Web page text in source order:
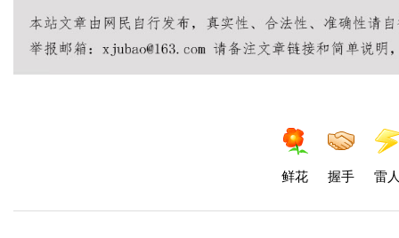
鲜花 握手 雷